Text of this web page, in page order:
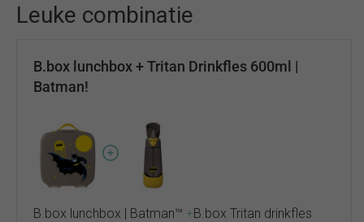
Leuke combinatie
B.box lunchbox + Tritan Drinkfles 600ml |
Batman!
B.box lunchbox | Batman™ +B.box Tritan drinkfles